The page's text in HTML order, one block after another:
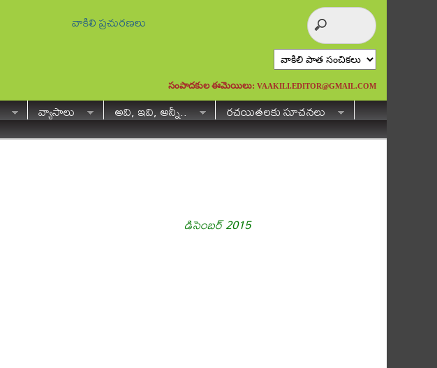
వాకిలి ప్రచురణలు
సంపాదకుల ఈమెయిలు: VAAKILI.EDITOR@GMAIL.COM
వ్యాసాలు అవి, ఇవి, అన్నీ..
రచయితలకు సూచనలు
డిసెంబర్ 2015